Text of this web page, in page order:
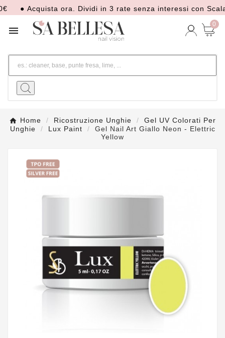
● Acquista ora. Dividi in 3 rate senza interessi con

0
Home Ricostruzione Unghie
Gel UV Colorati Per
Unghie
Lux Paint
Gel Nail Art Giallo Neon - Elettric
Yellow